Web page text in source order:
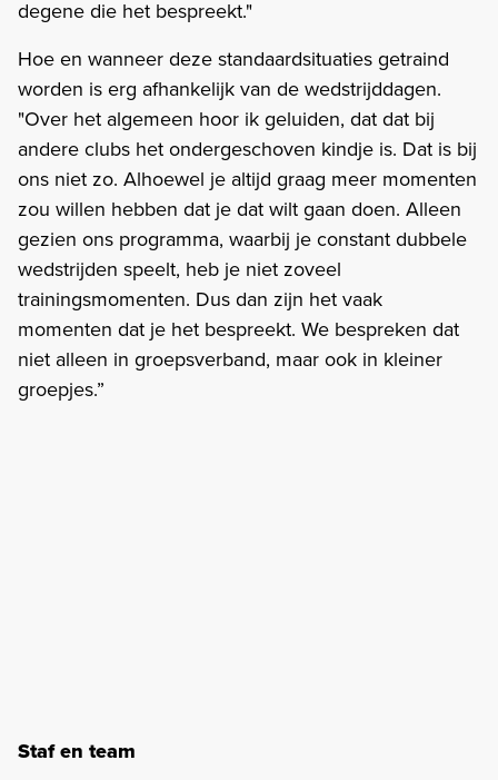
degene die het bespreekt."
Hoe en wanneer deze standaardsituaties getraind
worden is erg afhankelijk van de wedstrijddagen.
"Over het algemeen hoor ik geluiden, dat dat bij
andere clubs het ondergeschoven kindje is. Dat is bij
ons niet zo. Alhoewel je altijd graag meer momenten
zou willen hebben dat je dat wilt gaan doen. Alleen
gezien ons programma, waarbij je constant dubbele
wedstrijden speelt, heb je niet zoveel
trainingsmomenten. Dus dan zijn het vaak
momenten dat je het bespreekt. We bespreken dat
niet alleen in groepsverband, maar ook in kleiner
groepjes.”
Staf en team